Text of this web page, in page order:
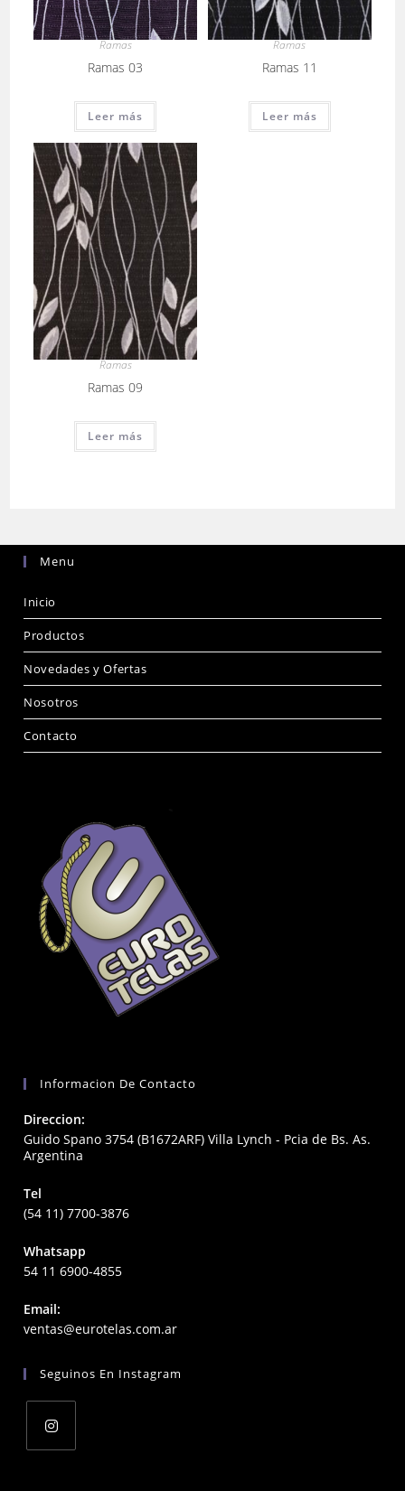
Ramas
Ramas 03
Leer más
Ramas
Ramas 11
Leer más
Ramas
Ramas 09
Leer más
Menu
Inicio
Productos
Novedades y Ofertas
Nosotros
Contacto
Informacion De Contacto
Direccion:
Guido Spano 3754 (B1672ARF) Villa Lynch - Pcia de Bs. As.
Argentina
Tel
(54 11) 7700-3876
Whatsapp
54 11 6900-4855
Email:
ventas@eurotelas.com.arOpens
application
Seguinos En Instagram